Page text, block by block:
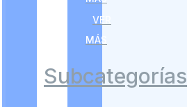
VER
MÁS
Subcategorías